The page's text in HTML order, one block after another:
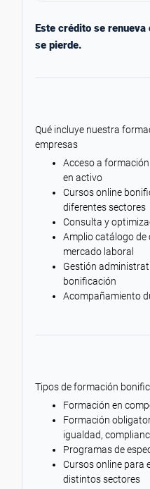
Este crédito se renueva
se pierde.
Qué incluye nuestra
empresas
Acceso a
en activo
Cursos online
diferentes sectores
Consulta y
Amplio catálogo de
mercado laboral
Gestión
bonificación
Acompañamiento
Tipos de formación
Formación en
Formación
igualdad,
Programas de
Cursos online para
distintos sectores